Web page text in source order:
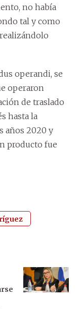
no había
tal y como
operandi, se
operaron
de traslado
hasta la
años 2020 y
producto fue